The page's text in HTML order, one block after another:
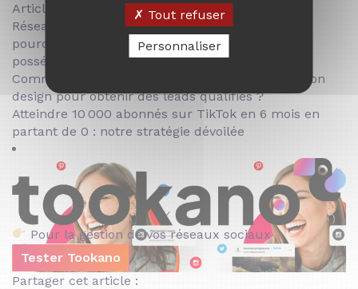
Articles tendance :
Réseaux sociaux ou site web :
pourquoi une marque doit
posséder les deux ?
Comment produire une vidéo social ads en motion
design pour obtenir des leads qualifiés ?
Atteindre 10 000 abonnés sur TikTok en 6 mois en
partant de 0 : notre stratégie dévoilée
Pour la gestion de vos réseaux sociaux
Tester Tookano
Partager cet article :
Tout refuser
Personnaliser